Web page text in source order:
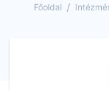
Főoldal /